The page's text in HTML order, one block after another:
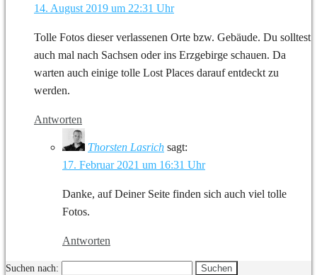
14. August 2019 um 22:31 Uhr
Tolle Fotos dieser verlassenen Orte bzw. Gebäude. Du solltest
auch mal nach Sachsen oder ins Erzgebirge schauen. Da
warten auch einige tolle Lost Places darauf entdeckt zu
werden.
Antworten
Thorsten Lasrich sagt:
17. Februar 2021 um 16:31 Uhr
Danke, auf Deiner Seite finden sich auch viel tolle
Fotos.
Antworten
Suchen nach: